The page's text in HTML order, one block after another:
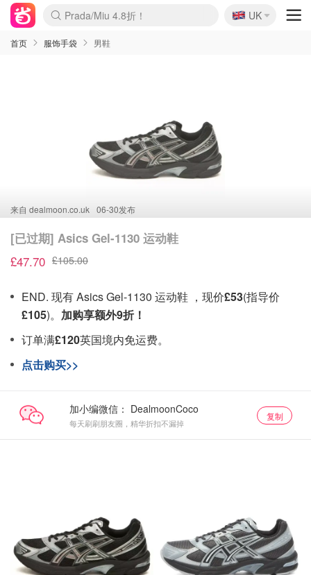
麦卢卡蜂蜜夏促！个位数！
Prada/Miu 4.8折！
啥？必胜客披萨5折！
🇬🇧
UK
首页 服饰手袋 男鞋
来自 dealmoon.co.uk 06-30发布
[已过期] Asics Gel-1130 运动鞋
£47.70 £105.00
END. 现有 Asics Gel-1130 运动鞋 ，现价£53(指导价
£105)。 加购享额外9折！
订单满£120英国境内免运费。
点击购买>>
加小编微信：
每天刷刷朋友圈，精华折扣不漏掉
复制